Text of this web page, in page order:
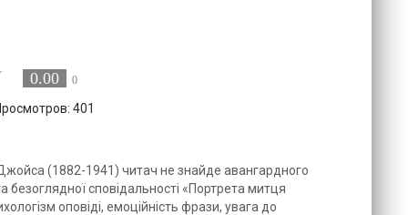
0.00 0
401
(1882-1941) читач не знайде авангардного
безоглядної сповідальності «Портрета митця
оповіді, емоційність фрази, увага до